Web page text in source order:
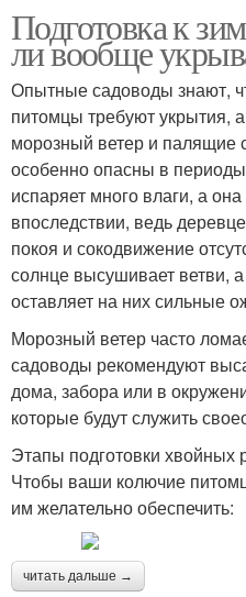
Подготовка к
ли вообще
Опытные садоводы знают,
питомцы требуют укрытия,
морозный ветер и палящие
особенно опасны в периоды
испаряет много влаги, а
впоследствии, ведь
покоя и сокодвижение
солнце высушивает ветви,
оставляет на них сильные
Морозный ветер часто
садоводы рекомендуют
дома, забора или в
которые будут служить
Этапы подготовки хвойных
Чтобы ваши колючие
им желательно обеспечить:
читать дальше →